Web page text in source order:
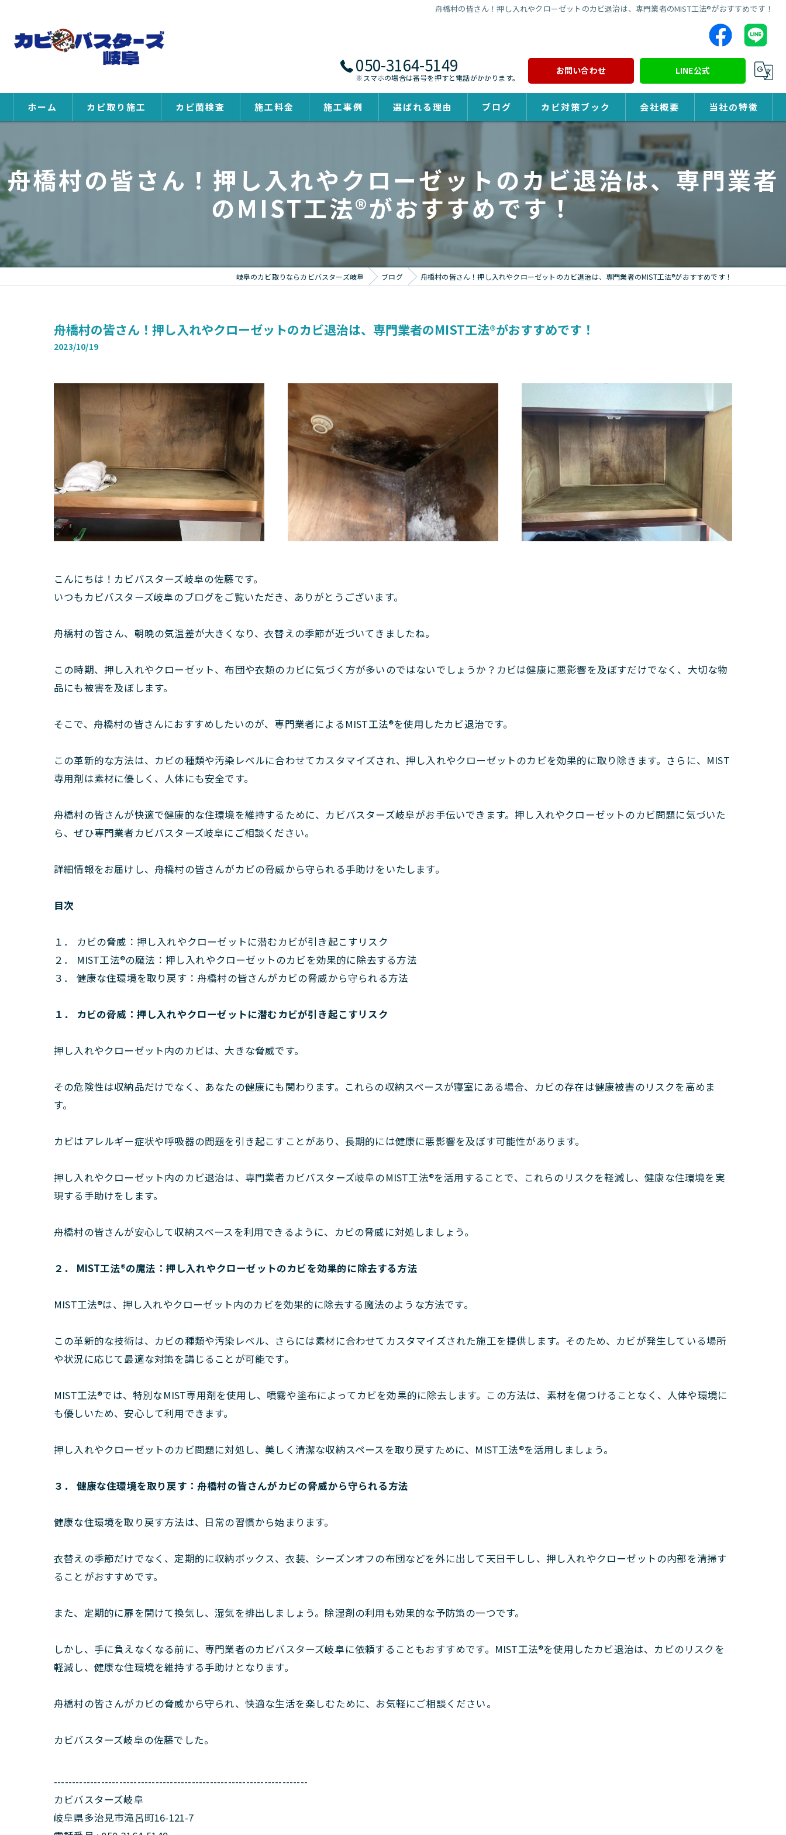
舟橋村の皆さん！押し入れやクローゼットのカビ退治は、専門業者のMIST工法®がおすすめです！
050-3164-5149
※スマホの場合は番号を押すと電話がかかります。
お問い合わせ LINE公式
ホーム カビ取り施工 カビ菌検査 施工料金 施工事例 選ばれる理由 ブログ カビ対策ブック 会社概要 当社の特徴
除カビ
舟橋村の皆さん！押し入れやクローゼットのカビ退治は、専門業者
のMIST工法®がおすすめです！
岐阜のカビ取りならカビバスターズ岐阜 ブログ 舟橋村の皆さん！押し入れやクローゼットのカビ退治は、専門業者のMIST工法®がおすすめです！
舟橋村の皆さん！押し入れやクローゼットのカビ退治は、専門業者のMIST工法®がおすすめです！
2023/10/19
こんにちは！カビバスターズ岐阜の佐藤です。
いつもカビバスターズ岐阜のブログをご覧いただき、ありがとうございます。
舟橋村の皆さん、朝晩の気温差が大きくなり、衣替えの季節が近づいてきましたね。
この時期、押し入れやクローゼット、布団や衣類のカビに気づく方が多いのではないでしょうか？カビは健康に悪影響を及ぼすだけでなく、大切な物
品にも被害を及ぼします。
そこで、舟橋村の皆さんにおすすめしたいのが、専門業者によるMIST工法®を使用したカビ退治です。
この革新的な方法は、カビの種類や汚染レベルに合わせてカスタマイズされ、押し入れやクローゼットのカビを効果的に取り除きます。さらに、MIST
専用剤は素材に優しく、人体にも安全です。
舟橋村の皆さんが快適で健康的な住環境を維持するために、カビバスターズ岐阜がお手伝いできます。押し入れやクローゼットのカビ問題に気づいた
ら、ぜひ専門業者カビバスターズ岐阜にご相談ください。
詳細情報をお届けし、舟橋村の皆さんがカビの脅威から守られる手助けをいたします。
目次
１． カビの脅威：押し入れやクローゼットに潜むカビが引き起こすリスク
２． MIST工法®の魔法：押し入れやクローゼットのカビを効果的に除去する方法
３． 健康な住環境を取り戻す：舟橋村の皆さんがカビの脅威から守られる方法
１． カビの脅威：押し入れやクローゼットに潜むカビが引き起こすリスク
押し入れやクローゼット内のカビは、大きな脅威です。
その危険性は収納品だけでなく、あなたの健康にも関わります。これらの収納スペースが寝室にある場合、カビの存在は健康被害のリスクを高めま
す。
カビはアレルギー症状や呼吸器の問題を引き起こすことがあり、長期的には健康に悪影響を及ぼす可能性があります。
押し入れやクローゼット内のカビ退治は、専門業者カビバスターズ岐阜のMIST工法®を活用することで、これらのリスクを軽減し、健康な住環境を実
現する手助けをします。
舟橋村の皆さんが安心して収納スペースを利用できるように、カビの脅威に対処しましょう。
２． MIST工法®の魔法：押し入れやクローゼットのカビを効果的に除去する方法
MIST工法®は、押し入れやクローゼット内のカビを効果的に除去する魔法のような方法です。
この革新的な技術は、カビの種類や汚染レベル、さらには素材に合わせてカスタマイズされた施工を提供します。そのため、カビが発生している場所
や状況に応じて最適な対策を講じることが可能です。
MIST工法®では、特別なMIST専用剤を使用し、噴霧や塗布によってカビを効果的に除去します。この方法は、素材を傷つけることなく、人体や環境に
も優しいため、安心して利用できます。
押し入れやクローゼットのカビ問題に対処し、美しく清潔な収納スペースを取り戻すために、MIST工法®を活用しましょう。
３． 健康な住環境を取り戻す：舟橋村の皆さんがカビの脅威から守られる方法
健康な住環境を取り戻す方法は、日常の習慣から始まります。
衣替えの季節だけでなく、定期的に収納ボックス、衣装、シーズンオフの布団などを外に出して天日干しし、押し入れやクローゼットの内部を清掃す
ることがおすすめです。
また、定期的に扉を開けて換気し、湿気を排出しましょう。除湿剤の利用も効果的な予防策の一つです。
しかし、手に負えなくなる前に、専門業者のカビバスターズ岐阜に依頼することもおすすめです。MIST工法®を使用したカビ退治は、カビのリスクを
軽減し、健康な住環境を維持する手助けとなります。
舟橋村の皆さんがカビの脅威から守られ、快適な生活を楽しむために、お気軽にご相談ください。
カビバスターズ岐阜の佐藤でした。
----------------------------------------------------------------------
カビバスターズ岐阜
岐阜県多治見市滝呂町16-121-7